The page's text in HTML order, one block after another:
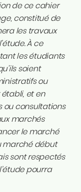
de ce cahier
constitué de
les travaux
À ce
les étudiants
soient
ou
et en
ou consultations
marchés
le marché
marché début
sont respectés
pourra